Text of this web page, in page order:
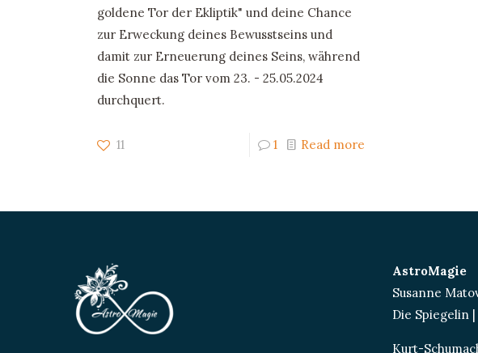
goldene Tor der Ekliptik" und deine Chance
zur Erweckung deines Bewusstseins und
damit zur Erneuerung deines Seins, während
die Sonne das Tor vom 23. - 25.05.2024
durchquert.
11 1 Read more
AstroMagie
Susanne
Die Spiegelin
Kurt-